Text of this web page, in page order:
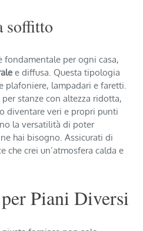
soffitto
fondamentale per ogni casa,
e diffusa. Questa tipologia
lampadari e faretti.
stanze con altezza ridotta,
diventare veri e propri punti
la versatilità di poter
hai bisogno. Assicurati di
che crei un’atmosfera calda e
Piani Diversi